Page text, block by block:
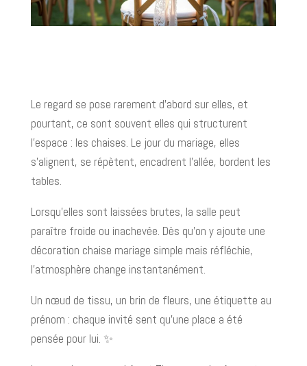
Le regard se pose rarement d’abord sur elles, et
pourtant, ce sont souvent elles qui structurent
l’espace : les chaises. Le jour du mariage, elles
s’alignent, se répètent, encadrent l’allée, bordent les
tables.
Lorsqu’elles sont laissées brutes, la salle peut
paraître froide ou inachevée. Dès qu’on y ajoute une
décoration chaise mariage simple mais réfléchie,
l’atmosphère change instantanément.
Un nœud de tissu, un brin de fleurs, une étiquette au
prénom : chaque invité sent qu’une place a été
pensée pour lui. ✨